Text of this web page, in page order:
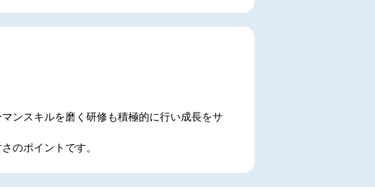
ンスキルを磨く研修も積極的に行い成長をサ
のポイントです。